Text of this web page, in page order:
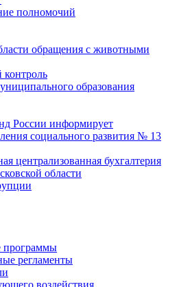
полномочий
обращения с животными
образования
России информирует
социального развития № 13
централизованная бухгалтерия
области
регламенты
воздействия